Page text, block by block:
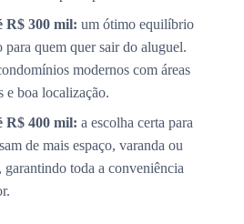
R$ 300 mil: um ótimo equilíbrio
para quem quer sair do aluguel.
modernos com áreas
e boa localização.
R$ 400 mil: a escolha certa para
de mais espaço, varanda ou
toda a conveniência